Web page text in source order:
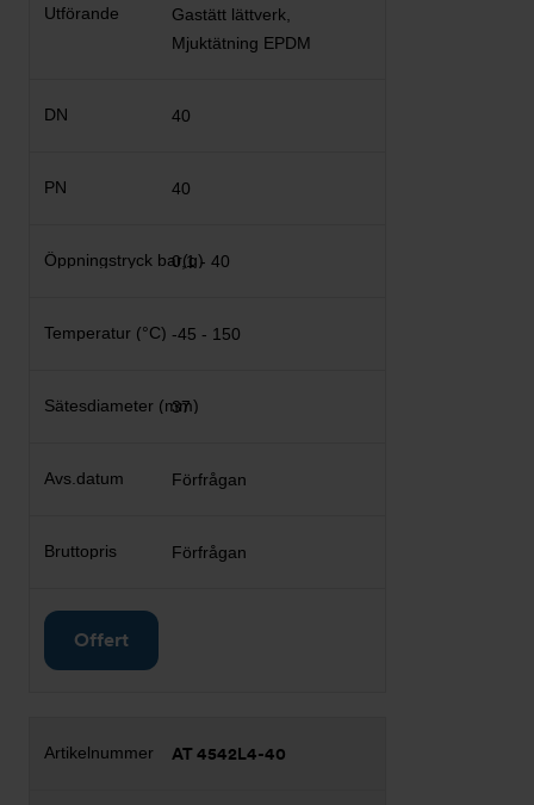
Gastätt lättverk,
Mjuktätning EPDM
40
40
0,1 - 40
-45 - 150
37
Förfrågan
Förfrågan
Offert
AT 4542L4-40